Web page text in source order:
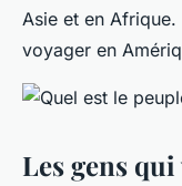
Asie et en
voyager en
Les gens